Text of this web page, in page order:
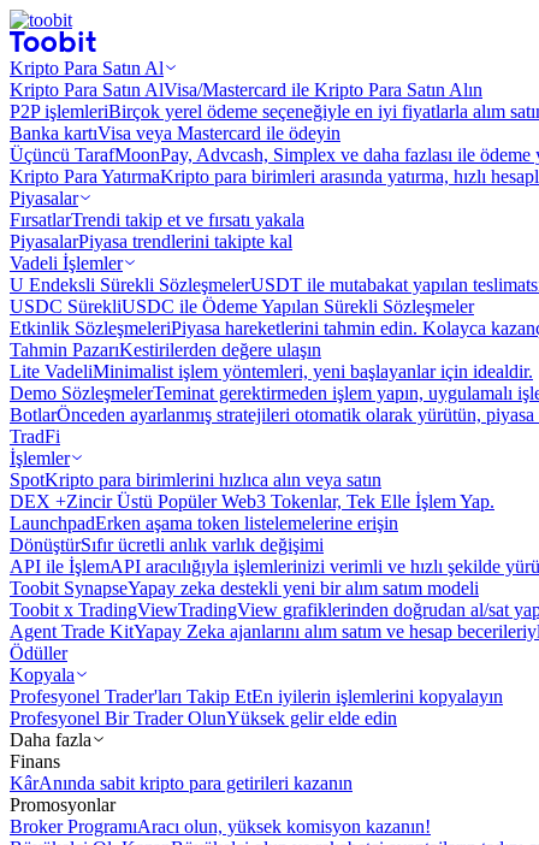
Kripto Para Satın Al
Kripto Para Satın AlVisa/Mastercard ile Kripto Para Satın Alın
P2P işlemleriBirçok yerel ödeme seçeneğiyle en iyi fiyatlarla alım
Banka kartıVisa veya Mastercard ile ödeyin
Üçüncü TarafMoonPay, Advcash, Simplex ve daha fazlası ile ödeme
Kripto Para YatırmaKripto para birimleri arasında yatırma, hızlı
Piyasalar
FırsatlarTrendi takip et ve fırsatı yakala
PiyasalarPiyasa trendlerini takipte kal
Vadeli İşlemler
U Endeksli Sürekli SözleşmelerUSDT ile mutabakat yapılan
USDC SürekliUSDC ile Ödeme Yapılan Sürekli Sözleşmeler
Etkinlik SözleşmeleriPiyasa hareketlerini tahmin edin. Kolayca
Tahmin PazarıKestirilerden değere ulaşın
Lite VadeliMinimalist işlem yöntemleri, yeni başlayanlar için idealdir.
Demo SözleşmelerTeminat gerektirmeden işlem yapın, uygulamalı
BotlarÖnceden ayarlanmış stratejileri otomatik olarak yürütün, piyasa
TradFi
İşlemler
SpotKripto para birimlerini hızlıca alın veya satın
DEX +Zincir Üstü Popüler Web3 Tokenlar, Tek Elle İşlem Yap.
LaunchpadErken aşama token listelemelerine erişin
DönüştürSıfır ücretli anlık varlık değişimi
API ile İşlemAPI aracılığıyla işlemlerinizi verimli ve hızlı şekilde
Toobit SynapseYapay zeka destekli yeni bir alım satım modeli
Toobit x TradingViewTradingView grafiklerinden doğrudan al/sat
Agent Trade KitYapay Zeka ajanlarını alım satım ve hesap
Ödüller
Kopyala
Profesyonel Trader'ları Takip EtEn iyilerin işlemlerini kopyalayın
Profesyonel Bir Trader OlunYüksek gelir elde edin
Daha fazla
Finans
KârAnında sabit kripto para getirileri kazanın
Promosyonlar
Broker ProgramıAracı olun, yüksek komisyon kazanın!